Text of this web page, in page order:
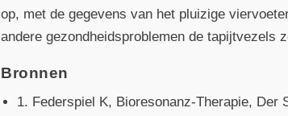
op, met de gegevens van het pluizige
andere gezondheidsproblemen de tapijt­vezels
Bronnen
1. Federspiel K, Bioresonanz-Therapie, Der